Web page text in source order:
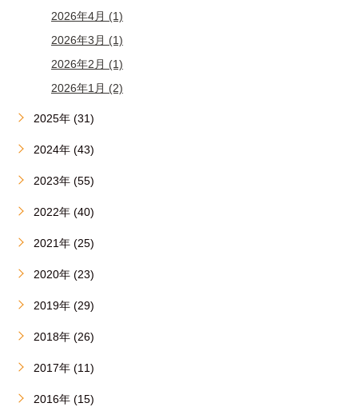
2026年4月 (1)
2026年3月 (1)
2026年2月 (1)
2026年1月 (2)
2025年 (31)
2024年 (43)
2023年 (55)
2022年 (40)
2021年 (25)
2020年 (23)
2019年 (29)
2018年 (26)
2017年 (11)
2016年 (15)